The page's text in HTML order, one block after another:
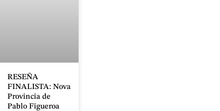
RESEÑA
FINALISTA: Nova
Provincia de
Pablo Figueroa